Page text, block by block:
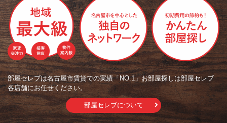
部屋セレブは名古屋市賃貸での実績「NO.1」お部屋探しは部屋セレブ
各店舗にお任せください。
部屋セレブについて